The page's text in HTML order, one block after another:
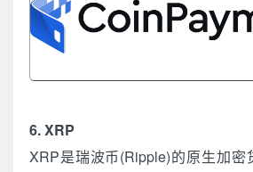
6. XRP
XRP是瑞波币(Ripple)的原生加密